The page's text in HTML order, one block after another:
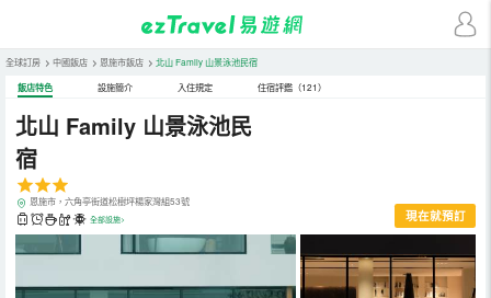
全球訂房 > 中國飯店 > 恩施市飯店 > 北山 Family 山景泳池民宿
飯店特色 設施簡介 入住規定 住宿評鑑（121）
北山 Family 山景泳池民
宿
恩施市，六角亭街道松樹坪楊家灣組53號
全部設施> 現在就預訂